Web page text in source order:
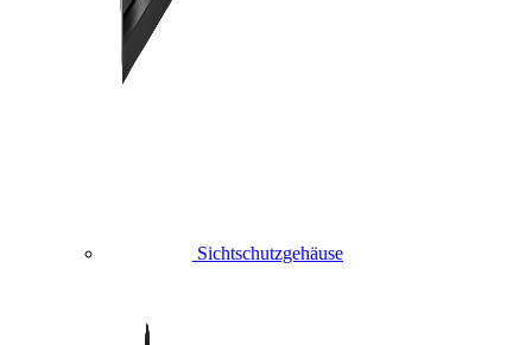
Sichtschutzgehäuse